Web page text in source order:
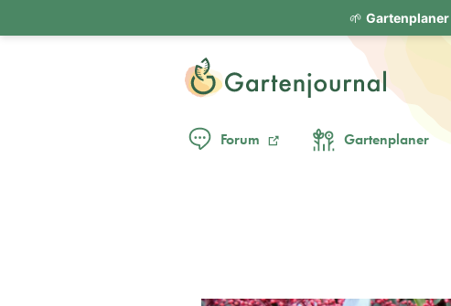
Forum Gartenplaner
🌱 Gartenplaner